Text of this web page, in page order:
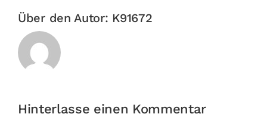
Über den Autor: K91672
Hinterlasse einen Kommentar